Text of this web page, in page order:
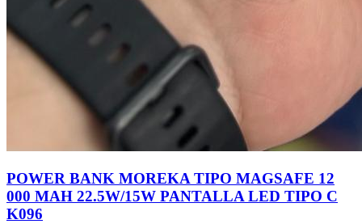
POWER BANK MOREKA TIPO MAGSAFE 12
000 MAH 22.5W/15W PANTALLA LED TIPO C
K096